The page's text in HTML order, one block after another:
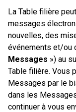
La Table filière
messages
nouvelles, des
événements et/ou
Messages ») au
Table filière. Vous
Messages par le
dans les
continuer à vous